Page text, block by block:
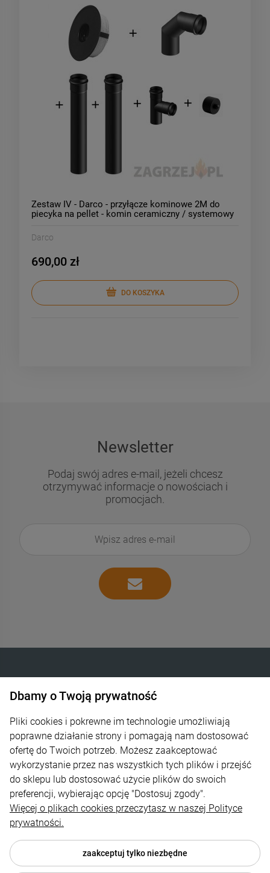
Zestaw IV - Darco - przyłącze kominowe 2M do
piecyka na pellet - komin ceramiczny / systemowy
Darco
690,00 zł
DO KOSZYKA
Newsletter
Podaj swój adres e-mail, jeżeli chcesz
otrzymywać informacje o nowościach i
promocjach.
INTELIGENTNE OGRZEWANIE SP. Z O.O.
Góra Libertowska 24
30-444 Kraków
600 373 809
sklep@zagrzej.pl
Polecamy
Dbamy o Twoją prywatność
Pliki cookies i pokrewne im technologie umożliwiają
poprawne działanie strony i pomagają nam dostosować
ofertę do Twoich potrzeb. Możesz zaakceptować
wykorzystanie przez nas wszystkich tych plików i przejść
do sklepu lub dostosować użycie plików do swoich
preferencji, wybierając opcję "Dostosuj zgody".
Więcej o plikach cookies przeczytasz w naszej Polityce
prywatności.
zaakceptuj tylko niezbędne